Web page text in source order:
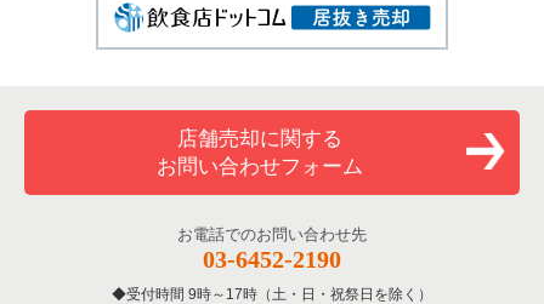
店舗売却に関する
お問い合わせフォーム
お電話でのお問い合わせ先
03-6452-2190
受付時間 9時～17時（土・日・祝祭日を除く）